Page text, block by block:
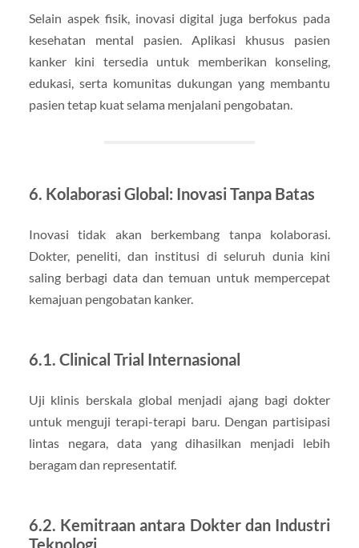
Selain aspek fisik, inovasi digital juga berfokus pada
kesehatan mental pasien. Aplikasi khusus pasien
kanker kini tersedia untuk memberikan konseling,
edukasi, serta komunitas dukungan yang membantu
pasien tetap kuat selama menjalani pengobatan.
6. Kolaborasi Global: Inovasi Tanpa Batas
Inovasi tidak akan berkembang tanpa kolaborasi.
Dokter, peneliti, dan institusi di seluruh dunia kini
saling berbagi data dan temuan untuk mempercepat
kemajuan pengobatan kanker.
6.1. Clinical Trial Internasional
Uji klinis berskala global menjadi ajang bagi dokter
untuk menguji terapi-terapi baru. Dengan partisipasi
lintas negara, data yang dihasilkan menjadi lebih
beragam dan representatif.
6.2. Kemitraan antara Dokter dan Industri